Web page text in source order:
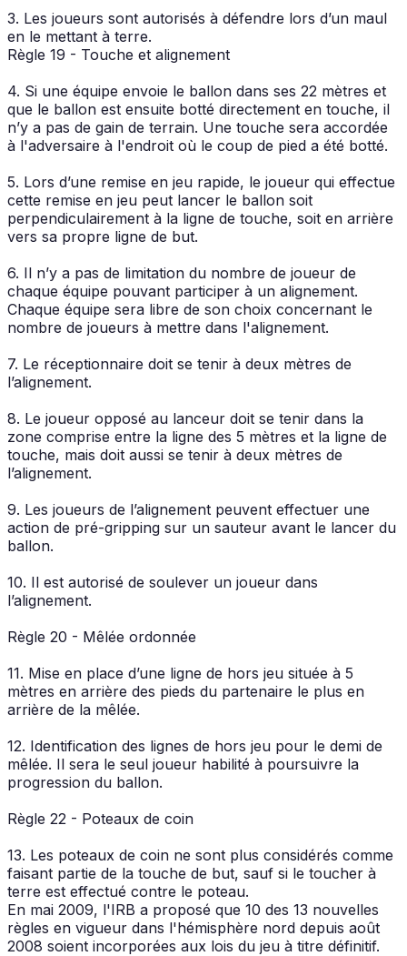
3. Les joueurs sont autorisés à défendre lors d’un maul
en le mettant à terre.
Règle 19 - Touche et alignement
4. Si une équipe envoie le ballon dans ses 22 mètres et
que le ballon est ensuite botté directement en touche, il
n’y a pas de gain de terrain. Une touche sera accordée
à l'adversaire à l'endroit où le coup de pied a été botté.
5. Lors d’une remise en jeu rapide, le joueur qui effectue
cette remise en jeu peut lancer le ballon soit
perpendiculairement à la ligne de touche, soit en arrière
vers sa propre ligne de but.
6. Il n’y a pas de limitation du nombre de joueur de
chaque équipe pouvant participer à un alignement.
Chaque équipe sera libre de son choix concernant le
nombre de joueurs à mettre dans l'alignement.
7. Le réceptionnaire doit se tenir à deux mètres de
l’alignement.
8. Le joueur opposé au lanceur doit se tenir dans la
zone comprise entre la ligne des 5 mètres et la ligne de
touche, mais doit aussi se tenir à deux mètres de
l’alignement.
9. Les joueurs de l’alignement peuvent effectuer une
action de pré-gripping sur un sauteur avant le lancer du
ballon.
10. Il est autorisé de soulever un joueur dans
l’alignement.
Règle 20 - Mêlée ordonnée
11. Mise en place d’une ligne de hors jeu située à 5
mètres en arrière des pieds du partenaire le plus en
arrière de la mêlée.
12. Identification des lignes de hors jeu pour le demi de
mêlée. Il sera le seul joueur habilité à poursuivre la
progression du ballon.
Règle 22 - Poteaux de coin
13. Les poteaux de coin ne sont plus considérés comme
faisant partie de la touche de but, sauf si le toucher à
terre est effectué contre le poteau.
En mai 2009, l'IRB a proposé que 10 des 13 nouvelles
règles en vigueur dans l'hémisphère nord depuis août
2008 soient incorporées aux lois du jeu à titre définitif.